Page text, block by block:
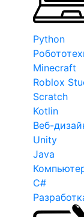
Python
Minecraft
Roblox
Scratch
Kotlin
Веб-
Unity
Java
C#